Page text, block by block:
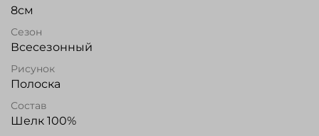
8см
Сезон
Всесезонный
Рисунок
Полоска
Состав
Шелк 100%